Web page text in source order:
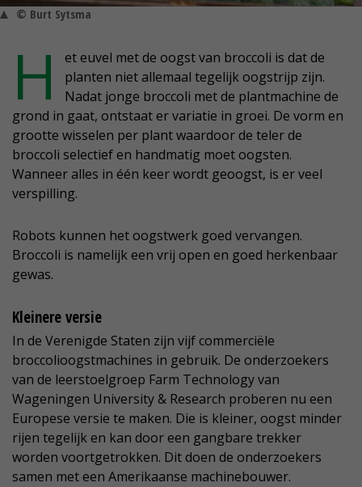
© Burt Sytsma
H
et euvel met de oogst van broccoli is dat de
planten niet allemaal tegelijk oogstrijp zijn.
Nadat jonge broccoli met de plantmachine de
grond in gaat, ontstaat er variatie in groei. De vorm en
grootte wisselen per plant waardoor de teler de
broccoli selectief en handmatig moet oogsten.
Wanneer alles in één keer wordt geoogst, is er veel
verspilling.
Robots kunnen het oogstwerk goed vervangen.
Broccoli is namelijk een vrij open en goed herkenbaar
gewas.
Kleinere versie
In de Verenigde Staten zijn vijf commerciële
broccolioogstmachines in gebruik. De onderzoekers
van de leerstoelgroep Farm Technology van
Wageningen University & Research proberen nu een
Europese versie te maken. Die is kleiner, oogst minder
rijen tegelijk en kan door een gangbare trekker
worden voortgetrokken. Dit doen de onderzoekers
samen met een Amerikaanse machinebouwer.